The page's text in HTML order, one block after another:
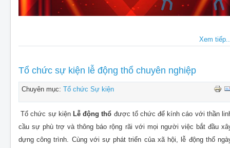
Xem
Tổ chức sự kiện lễ động thổ chuyên nghiệp
Chuyên mục: Tổ chức Sự kiện
Tổ chức sự kiện Lễ động thổ được tổ chức để kính cáo với thần
cầu sự phù trợ và thông báo rộng rãi với mọi người việc bắt đầu
dựng công trình. Cùng với sự phát triển của xã hội, lễ động thổ